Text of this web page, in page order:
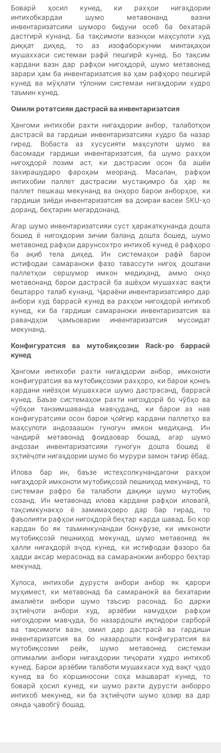
Боварӣ ҳосил кунед, ки рахҳои нигаҳдории
интихобкардаи шумо метавонанд вазни
инвентаризатсияи шуморо бидуни осеб ба бехатарӣ
дастгирӣ кунанд. Ба тақсимоти вазнҳои маҳсулоти худ
диққат диҳед, то аз изофаборкунии минтақаҳои
мушаххаси системаи рафӣ пешгирӣ кунед. Бо тақсим
кардани вазн дар рафҳои нигоҳдорӣ, шумо метавонед
зарари ҳам ба инвентаризатсия ва ҳам рафҳоро пешгирӣ
кунед ва мӯҳлати тӯлонии системаи нигаҳдории худро
таъмин кунед.
Омили ротатсияи дастрасӣ ва инвентаризатсия
Ҳангоми интихоби рахти нигаҳдории анбор, талаботҳои
дастрасӣ ва гардиши инвентаризатсияи худро ба назар
гиред. Вобаста аз хусусияти маҳсулоти шумо ва
басомади гардиши инвентаризатсия, ба шумо рахҳои
нигоҳдорӣ лозим аст, ки дастрасии осон ба ашёи
захирашударо фароҳам меоранд. Масалан, рафҳои
интихобии паллет дастрасии мустақимро ба ҳар як
паллет пешкаш мекунанд ва онҳоро барои анборҳое, ки
гардиши зиёди инвентаризатсия ва доираи васеи SKU-ҳо
доранд, беҳтарин мегардонанд.
Агар шумо инвентаризатсияи суст ҳаракаткунанда дошта
бошед ё нигоҳдории зичии баланд дошта бошед, шумо
метавонед рафҳои дарунсохтро интихоб кунед ё рафҳоро
ба ақиб тела диҳед. Ин системаҳои рафӣ барои
истифодаи самараноки фазо тавассути нигоҳ доштани
паллетҳои сершумор имкон медиҳанд, аммо онҳо
метавонанд барои дастрасӣ ба ашёҳои мушаххас вақти
бештарро талаб кунанд. Ҷараёни инвентаризатсияро дар
анбори худ баррасӣ кунед ва рахҳои нигоҳдорӣ интихоб
кунед, ки ба гардиши самараноки инвентаризатсия ва
равандҳои ҷамъоварии инвентаризатсия мусоидат
мекунанд.
Конфигуратсия ва мутобиқсозии Rack-ро баррасӣ
кунед
Ҳангоми интихоби рахти нигаҳдории анбор, имконоти
конфигуратсия ва мутобиқсозии рахҳоро, ки барои қонеъ
кардани ниёзҳои мушаххаси шумо дастрасанд, баррасӣ
кунед. Баъзе системаҳои рахти нигоҳдорӣ бо чӯбҳо ва
чӯбҳои танзимшаванда мавҷуданд, ки барои аз нав
конфигуратсияи осон барои ҷойгир кардани паллетҳо ва
маҳсулоти андозаашон гуногун имкон медиҳанд. Ин
чандирӣ метавонад фоидаовар бошад, агар шумо
андозаи инвентаризатсияи гуногун дошта бошед ё
эҳтиёҷоти нигаҳдории шумо бо мурури замон тағир ёбад.
Илова бар ин, баъзе истеҳсолкунандагони рахҳои
нигаҳдорӣ имконоти мутобиқсозӣ пешниҳод мекунанд, то
системаи рафро ба талаботи дақиқи шумо мутобиқ
созанд. Ин метавонад илова кардани рафҳои иловагӣ,
тақсимкунакҳо ё замимаҳоеро дар бар гирад, то
фаъолияти рафҳои нигоҳдорӣ беҳтар карда шавад. Бо кор
кардан бо як таъминкунандаи бонуфузе, ки имконоти
мутобиқсозӣ пешниҳод мекунад, шумо метавонед як
ҳалли нигаҳдорӣ эҷод кунед, ки истифодаи фазоро ба
ҳадди аксар мерасонад ва самаранокии анборро беҳтар
мекунад.
Хулоса, интихоби дурусти анбори анбор як қарори
муҳимест, ки метавонад ба самаранокӣ ва бехатарии
амалиёти анбори шумо таъсир расонад. Бо дарки
эҳтиёҷоти анбори худ, арзёбии намудҳои рафҳои
нигоҳдории мавҷуда, бо назардошти иқтидори сарборӣ
ва тақсимоти вазн, омил дар дастрасӣ ва гардиши
инвентаризатсия ва бо назардошти конфигуратсия ва
мутобиқсозии рейк, шумо метавонед системаи
оптималии анбори нигаҳдории тиҷорати худро интихоб
кунед. Барои арзёбии талаботи мушаххаси худ вақт ҷудо
кунед ва бо коршиносони соҳа машварат кунед, то
боварӣ ҳосил кунед, ки шумо рахти дурусти анборро
интихоб мекунед, ки ба эҳтиёҷоти шумо ҳозир ва дар
оянда ҷавобгӯ бошад.